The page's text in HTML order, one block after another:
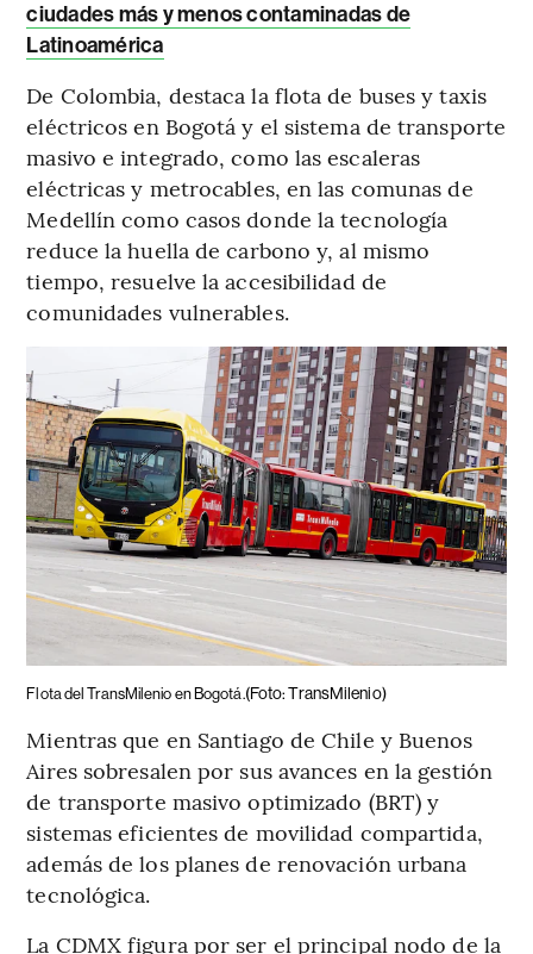
ciudades más y menos contaminadas de
Latinoamérica
De Colombia, destaca la flota de buses y taxis
eléctricos en Bogotá y el sistema de transporte
masivo e integrado, como las escaleras
eléctricas y metrocables, en las comunas de
Medellín como casos donde la tecnología
reduce la huella de carbono y, al mismo
tiempo, resuelve la accesibilidad de
comunidades vulnerables.
Flota del TransMilenio en Bogotá.(Foto: TransMilenio)
Mientras que en Santiago de Chile y Buenos
Aires sobresalen por sus avances en la gestión
de transporte masivo optimizado (BRT) y
sistemas eficientes de movilidad compartida,
además de los planes de renovación urbana
tecnológica.
La CDMX figura por ser el principal nodo de la